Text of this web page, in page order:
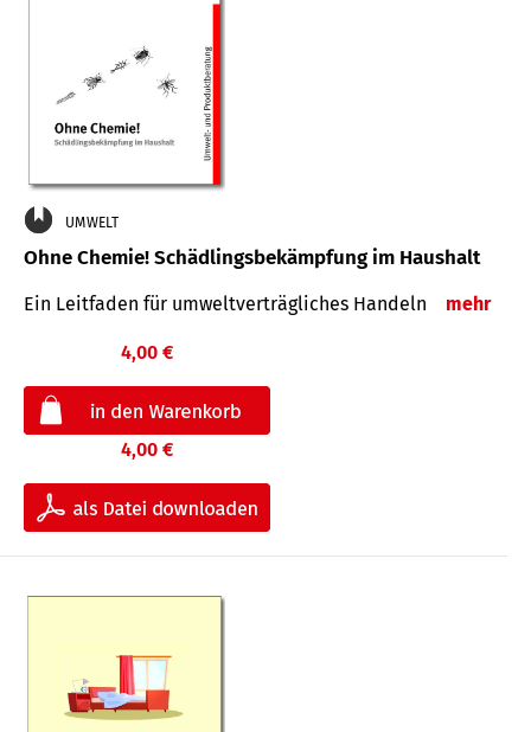
UMWELT
Ohne Chemie! Schädlingsbekämpfung im Haushalt
Ein Leitfaden für um­welt­ver­träg­liches Han­deln mehr
4,00 €
4,00 €